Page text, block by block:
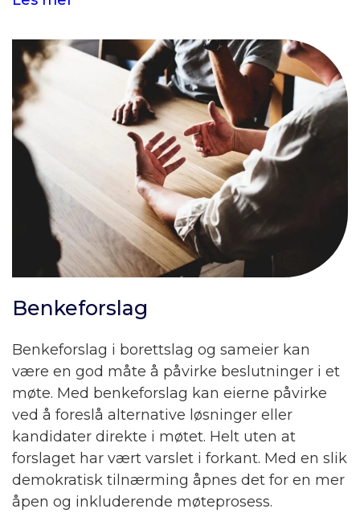
Benkeforslag
Benkeforslag i borettslag og sameier kan
være en god måte å påvirke beslutninger i et
møte. Med benkeforslag kan eierne påvirke
ved å foreslå alternative løsninger eller
kandidater direkte i møtet. Helt uten at
forslaget har vært varslet i forkant. Med en slik
demokratisk tilnærming åpnes det for en mer
åpen og inkluderende møteprosess.